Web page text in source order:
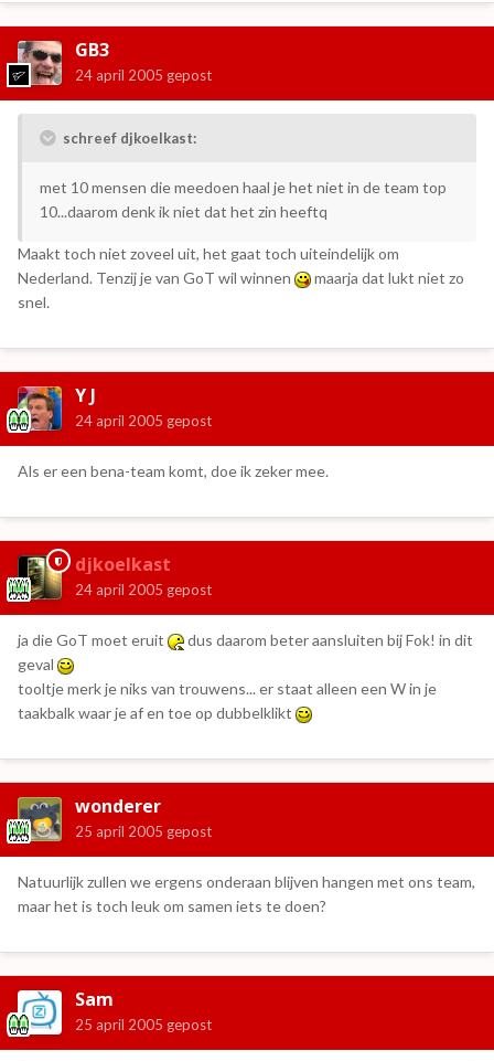
GB3
24 april 2005 gepost
schreef djkoelkast:
met 10 mensen die meedoen haal je het niet in de team top
10...daarom denk ik niet dat het zin heeftq
Maakt toch niet zoveel uit, het gaat toch uiteindelijk om
Nederland. Tenzij je van GoT wil winnen
maarja dat lukt niet zo
snel.
Y J
24 april 2005 gepost
Als er een bena-team komt, doe ik zeker mee.
djkoelkast
24 april 2005 gepost
ja die GoT moet eruit
dus daarom beter aansluiten bij Fok! in dit
geval
tooltje merk je niks van trouwens... er staat alleen een W in je
taakbalk waar je af en toe op dubbelklikt
wonderer
25 april 2005 gepost
Natuurlijk zullen we ergens onderaan blijven hangen met ons team,
maar het is toch leuk om samen iets te doen?
Sam
25 april 2005 gepost